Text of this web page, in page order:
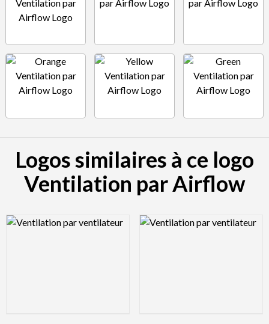
Logos similaires à ce logo
Ventilation par Airflow
Logo Preview Image Logo Preview Image